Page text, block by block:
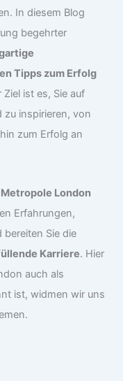
In diesem Blog
begehrter
Tipps zum Erfolg
Ziel ist es, Sie auf
zu inspirieren, von
zum Erfolg an
London
Erfahrungen,
Sie die
Karriere. Hier
auch als
ist, widmen wir uns